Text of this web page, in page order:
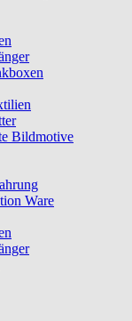
Bildmotive
Ware